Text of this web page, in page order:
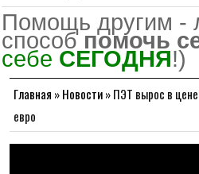
Помощь другим -
способ помочь
себе СЕГОДНЯ!)
Главная »Новости»ПЭТ вырос в
евро